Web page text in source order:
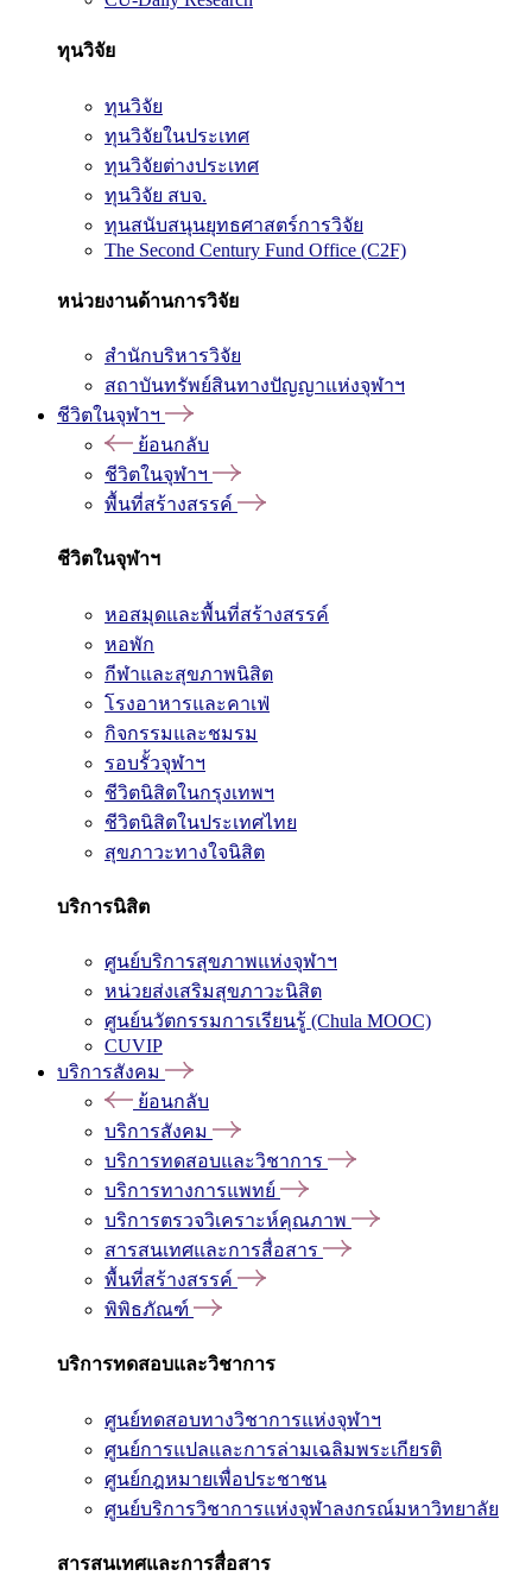
ทุนวิจัย
ทุนวิจัย
ทุนวิจัยในประเทศ
ทุนวิจัยต่างประเทศ
ทุนวิจัย สบจ.
ทุนสนับสนุนยุทธศาสตร์การวิจัย
The Second Century Fund Office (C2F)
หน่วยงานด้านการวิจัย
สำนักบริหารวิจัย
สถาบันทรัพย์สินทางปัญญาแห่งจุฬาฯ
ชีวิตในจุฬาฯ
ย้อนกลับ
ชีวิตในจุฬาฯ
พื้นที่สร้างสรรค์
ชีวิตในจุฬาฯ
หอสมุดและพื้นที่สร้างสรรค์
หอพัก
กีฬาและสุขภาพนิสิต
โรงอาหารและคาเฟ่
กิจกรรมและชมรม
รอบรั้วจุฬาฯ
ชีวิตนิสิตในกรุงเทพฯ
ชีวิตนิสิตในประเทศไทย
สุขภาวะทางใจนิสิต
บริการนิสิต
ศูนย์บริการสุขภาพแห่งจุฬาฯ
หน่วยส่งเสริมสุขภาวะนิสิต
ศูนย์นวัตกรรมการเรียนรู้ (Chula MOOC)
CUVIP
บริการสังคม
ย้อนกลับ
บริการสังคม
บริการทดสอบและวิชาการ
บริการทางการแพทย์
บริการตรวจวิเคราะห์คุณภาพ
สารสนเทศและการสื่อสาร
พื้นที่สร้างสรรค์
พิพิธภัณฑ์
บริการทดสอบและวิชาการ
ศูนย์ทดสอบทางวิชาการแห่งจุฬาฯ
ศูนย์การแปลและการล่ามเฉลิมพระเกียรติ
ศูนย์กฎหมายเพื่อประชาชน
ศูนย์บริการวิชาการแห่งจุฬาลงกรณ์มหาวิทยาลัย
สารสนเทศและการสื่อสาร